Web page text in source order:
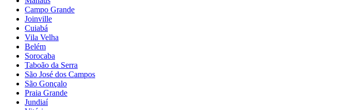
Campo Grande
Joinville
Cuiabá
Vila Velha
Belém
Sorocaba
Taboão da Serra
São José dos Campos
São Gonçalo
Praia Grande
Jundiaí